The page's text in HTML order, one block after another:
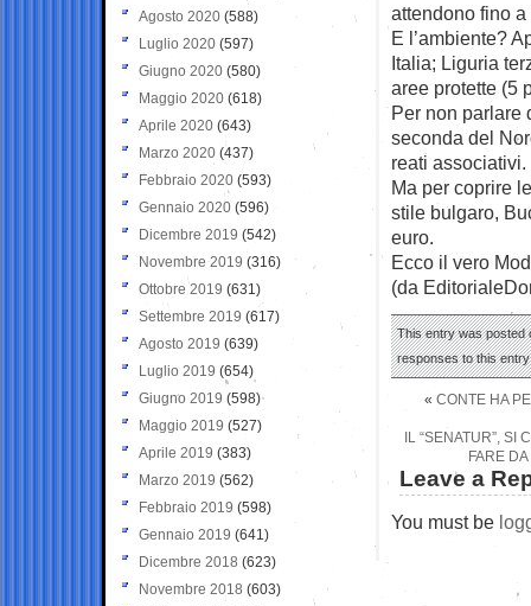
attendono fino
E l’ambiente?
Italia; Liguria
aree protette (5
Per non parlare
seconda del
reati
Ma per coprire
stile bulgaro,
euro.
Ecco il vero
(da
This entry was posted
responses to this
« CONTE HA
IL “SENATUR”,
FARE
Leave a
You must be
Agosto 2020 (588)
Luglio 2020 (597)
Giugno 2020 (580)
Maggio 2020 (618)
Aprile 2020 (643)
Marzo 2020 (437)
Febbraio 2020 (593)
Gennaio 2020 (596)
Dicembre 2019 (542)
Novembre 2019 (316)
Ottobre 2019 (631)
Settembre 2019 (617)
Agosto 2019 (639)
Luglio 2019 (654)
Giugno 2019 (598)
Maggio 2019 (527)
Aprile 2019 (383)
Marzo 2019 (562)
Febbraio 2019 (598)
Gennaio 2019 (641)
Dicembre 2018 (623)
Novembre 2018 (603)